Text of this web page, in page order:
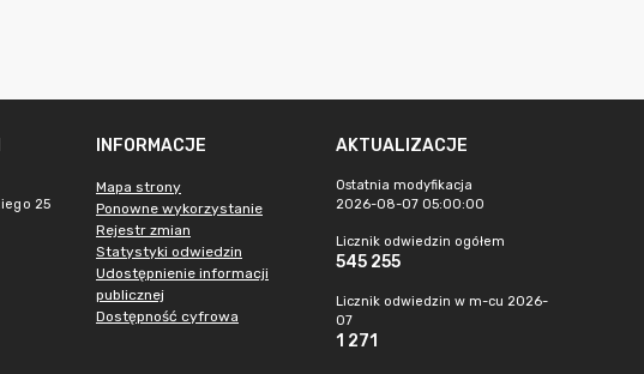
25
INFORMACJE
Mapa strony
Ponowne wykorzystanie
Rejestr zmian
Statystyki odwiedzin
Udostępnienie informacji
publicznej
Dostępność cyfrowa
AKTUALIZACJE
Ostatnia modyfikacja
2026-08-07 05:00:00
Licznik odwiedzin ogółem
545 255
Licznik odwiedzin w m-cu 2026-
07
1 271